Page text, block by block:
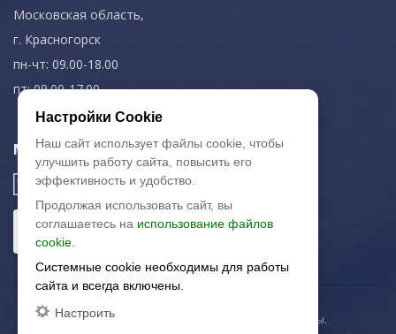
Московская область,
г. Красногорск
пн-чт: 09.00-18.00
пт: 09.00-17.00
Мы в соц. сетях
© 2003-2026 «Арткерамика». Все права защищены.
Настройки Cookie
Наш сайт использует файлы cookie, чтобы
улучшить работу сайта, повысить его
эффективность и удобство.
Продолжая использовать сайт, вы
соглашаетесь на использование файлов
cookie.
Системные cookie необходимы для работы
сайта и всегда включены.
Настроить